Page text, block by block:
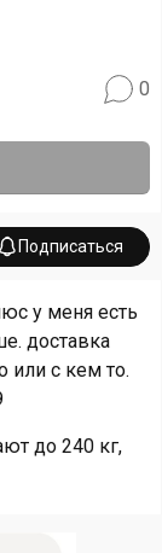
0
Подписаться
у меня есть
доставка
или с кем то.
до 240 кг,